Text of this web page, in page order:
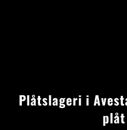
Plåtslageri i
plåt